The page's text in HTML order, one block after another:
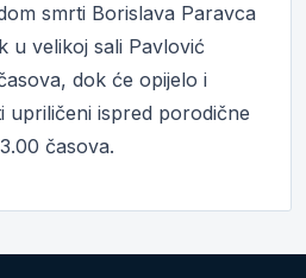
smrti Borislava Paravca
u velikoj sali Pavlović
dok će opijelo i
upriličeni ispred porodične
časova.